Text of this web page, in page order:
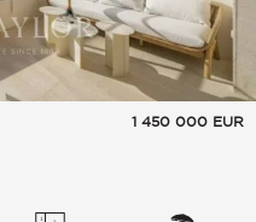
1 450 000 EUR